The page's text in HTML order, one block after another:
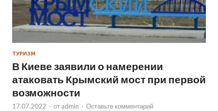
ТУРИЗМ
В Киеве заявили о намерении
атаковать Крымский мост при первой
возможности
17.07.2022 - от admin - Оставьте комментарий